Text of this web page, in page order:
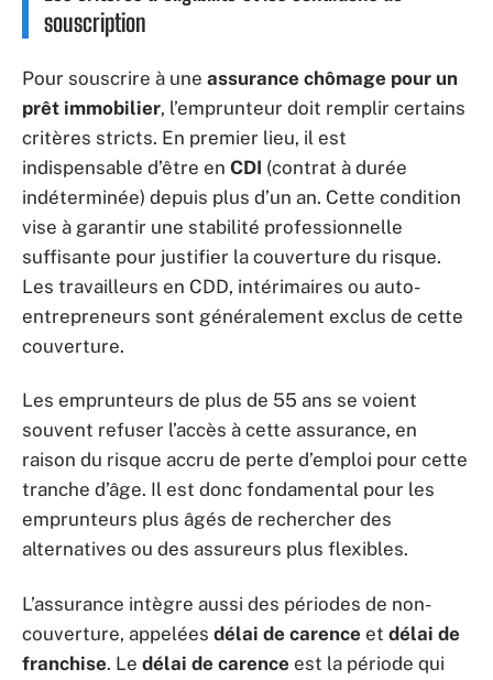
souscription
Pour souscrire à une assurance chômage pour un
prêt immobilier, l’emprunteur doit remplir certains
critères stricts. En premier lieu, il est
indispensable d’être en CDI (contrat à durée
indéterminée) depuis plus d’un an. Cette condition
vise à garantir une stabilité professionnelle
suffisante pour justifier la couverture du risque.
Les travailleurs en CDD, intérimaires ou auto-
entrepreneurs sont généralement exclus de cette
couverture.
Les emprunteurs de plus de 55 ans se voient
souvent refuser l’accès à cette assurance, en
raison du risque accru de perte d’emploi pour cette
tranche d’âge. Il est donc fondamental pour les
emprunteurs plus âgés de rechercher des
alternatives ou des assureurs plus flexibles.
L’assurance intègre aussi des périodes de non-
couverture, appelées délai de carence et délai de
franchise. Le délai de carence est la période qui